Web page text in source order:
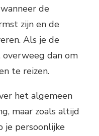
de
zijn en de
Als je de
dan om
te reizen.
het algemeen
maar zoals altijd
je persoonlijke